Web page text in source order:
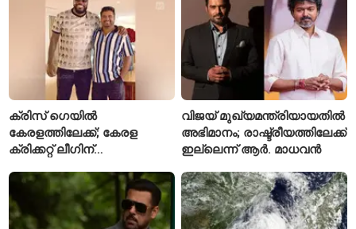
ക്രിസ് ഗെയിൽ
കേരളത്തിലേക്ക്; കേരള
ക്രിക്കറ്റ് ലീഗിന്
താരങ്ങൾക്ക് പരിശീലനം
നൽകും
വിജയ് മുഖ്യമന്ത്രിയായതിൽ
അഭിമാനം; രാഷ്ട്രീയത്തിലേക്ക്
ഇല്ലെന്ന് ആർ. മാധവൻ